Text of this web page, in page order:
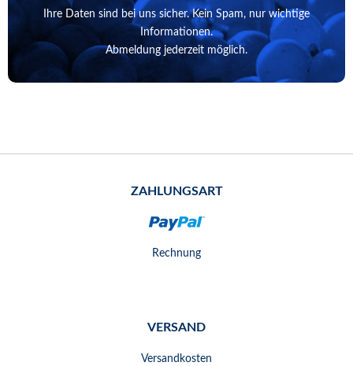
Ihre Daten sind bei uns sicher. Kein Spam, nur wichtige
Informationen.
Abmeldung jederzeit möglich.
ZAHLUNGSART
Rechnung
VERSAND
Versandkosten